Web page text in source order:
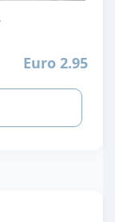
Euro 2.95